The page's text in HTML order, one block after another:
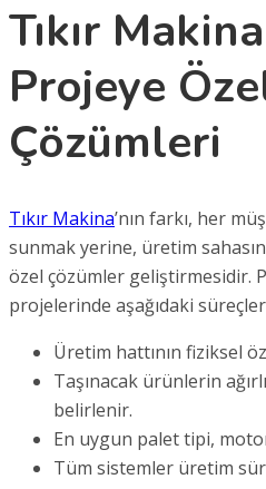
Tıkır
Projeye
Çözümleri
Tıkır Makina’nın farkı, her
sunmak yerine, üretim
özel çözümler geliştirmesidir.
projelerinde aşağıdaki
Üretim hattının fiziksel
Taşınacak ürünlerin
belirlenir.
En uygun palet tipi,
Tüm sistemler üretim